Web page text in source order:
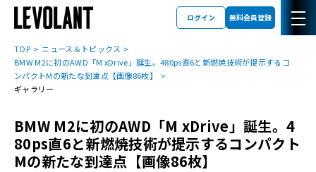
ログイン 無料会員登録
TOP
ニュース＆トピックス
BMW M2に初のAWD「M xDrive」誕生。480ps直6と新燃焼技術が提示するコ
ンパクトMの新たな到達点【画像86枚】
ギャラリー
BMW M2に初のAWD「M xDrive」誕生。4
80ps直6と新燃焼技術が提示するコンパクト
Mの新たな到達点【画像86枚】